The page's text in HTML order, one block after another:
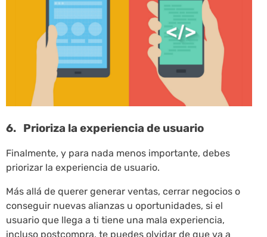
6. Prioriza la experiencia de usuario
Finalmente, y para nada menos importante, debes
priorizar la experiencia de usuario.
Más allá de querer generar ventas, cerrar negocios o
conseguir nuevas alianzas u oportunidades, si el
usuario que llega a ti tiene una mala experiencia,
incluso postcompra, te puedes olvidar de que va a